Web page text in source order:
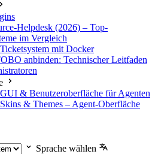
Helpdesk (2026) – Top-
im Vergleich
mit Docker
anbinden: Technischer Leitfaden
& Benutzeroberfläche für Agenten
& Themes – Agent-Oberfläche
Sprache wählen